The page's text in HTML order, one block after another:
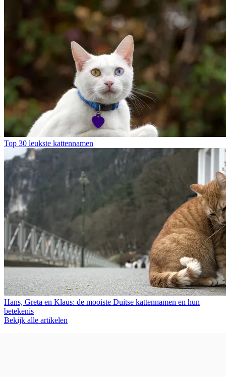
Top 30 leukste kattennamen
Hans, Greta en Klaus: de mooiste Duitse kattennamen en hun
betekenis
Bekijk alle artikelen